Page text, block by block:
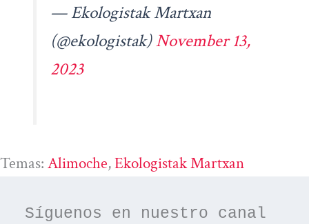
— Ekologistak Martxan
(@ekologistak)November 13,
2023
Temas: Alimoche, Ekologistak Martxan
Síguenos en nuestro canal